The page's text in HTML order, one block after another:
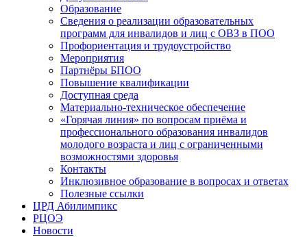
Образование
Сведения о реализации образовательных
программ для инвалидов и лиц с ОВЗ в ПОО
Профориентация и трудоустройство
Мероприятия
Партнёры БПОО
Повышение квалификации
Доступная среда
Материально-техническое обеспечение
«Горячая линия» по вопросам приёма и
профессионального образования инвалидов
молодого возраста и лиц с ограниченными
возможностями здоровья
Контакты
Инклюзивное образование в вопросах и ответах
Полезные ссылки
ЦРД Абилимпикс
РЦОЭ
Новости